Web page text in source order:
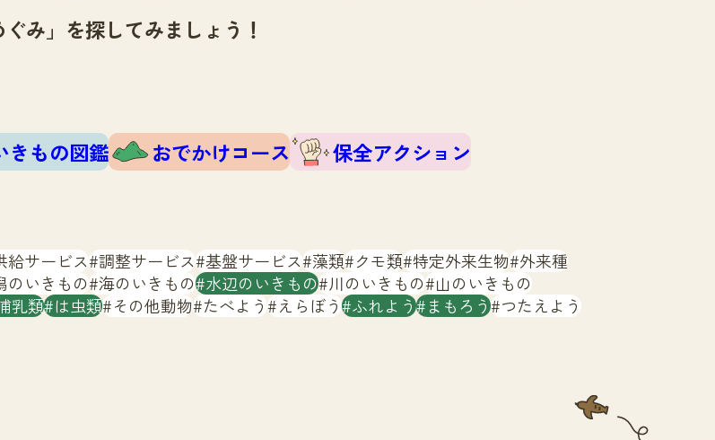
み」を探してみましょう！
きもの図鑑 おでかけコース
保全アクション
給サービス 調整サービス 基盤サービス 藻類 クモ類 特定外来生物 外来種
のいきもの 海のいきもの 水辺のいきもの 川のいきもの 山のいきもの
乳類 は虫類 その他動物 たべよう えらぼう ふれよう まもろう つたえよう